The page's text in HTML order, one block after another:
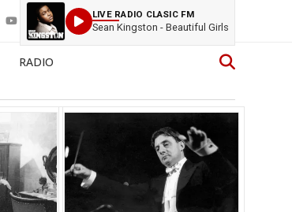
LIVE RADIO CLASIC FM
Sean Kingston - Beautiful Girls
RADIO